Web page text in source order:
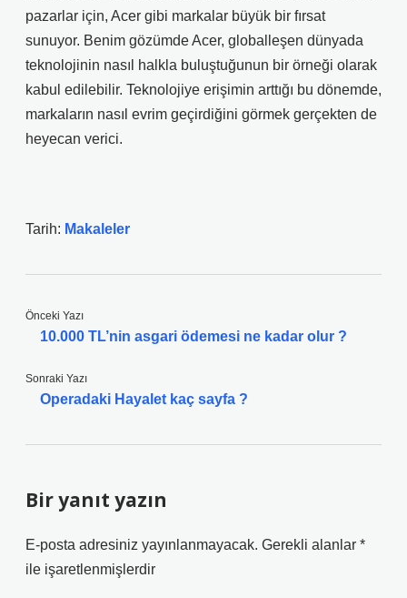
pazarlar için, Acer gibi markalar büyük bir fırsat
sunuyor. Benim gözümde Acer, globalleşen dünyada
teknolojinin nasıl halkla buluştuğunun bir örneği olarak
kabul edilebilir. Teknolojiye erişimin arttığı bu dönemde,
markaların nasıl evrim geçirdiğini görmek gerçekten de
heyecan verici.
Tarih: Makaleler
Önceki Yazı
10.000 TL’nin asgari ödemesi ne kadar olur ?
Sonraki Yazı
Operadaki Hayalet kaç sayfa ?
Bir yanıt yazın
E-posta adresiniz yayınlanmayacak. Gerekli alanlar *
ile işaretlenmişlerdir